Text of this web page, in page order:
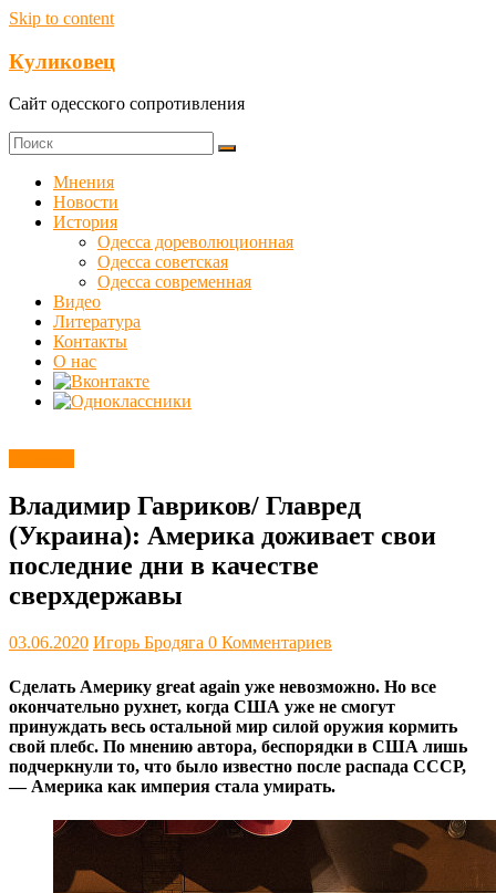
Skip to content
Куликовец
Сайт одесского сопротивления
Мнения
Новости
История
Одесса дореволюционная
Одесса советская
Одесса современная
Видео
Литература
Контакты
О нас
Владимир Гавриков/ Главред
(Украина): Америка доживает свои
последние дни в качестве
сверхдержавы
03.06.2020 Игорь Бродяга 0 Комментариев
Сделать Америку great again уже невозможно. Но все
окончательно рухнет, когда США уже не смогут
принуждать весь остальной мир силой оружия кормить
свой плебс. По мнению автора, беспорядки в США лишь
подчеркнули то, что было известно после распада СССР,
— Америка как империя стала умирать.